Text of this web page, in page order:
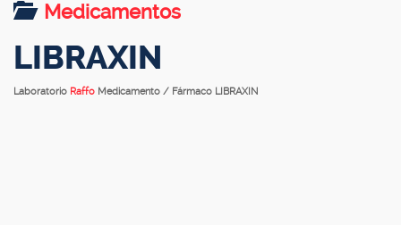
Medicamentos
LIBRAXIN
Laboratorio Raffo Medicamento / Fármaco LIBRAXIN